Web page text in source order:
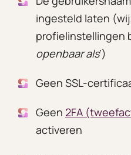
ingesteld laten
profielinstellingen
openbaar als‘)
Geen SSL-
Geen 2FA
activeren